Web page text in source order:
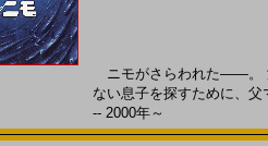
ニモがさらわれた――。
ない息子を探すために、
-- 2000年～